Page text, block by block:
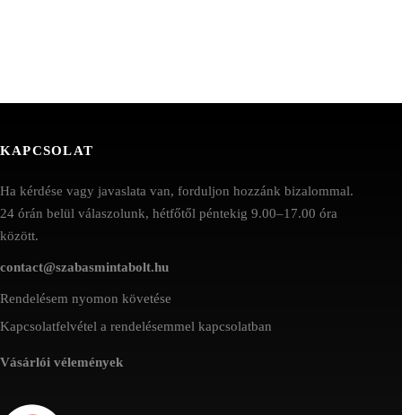
KAPCSOLAT
Ha kérdése vagy javaslata van, forduljon hozzánk bizalommal.
24 órán belül válaszolunk, hétfőtől péntekig 9.00–17.00 óra
között.
contact@szabasmintabolt.hu
Rendelésem nyomon követése
Kapcsolatfelvétel a rendelésemmel kapcsolatban
Vásárlói vélemények